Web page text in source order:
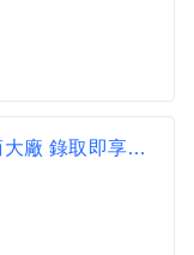
SS大園高薪250正職職缺 供餐 韓商大廠 錄取即享有 特休 福利 大園 航翔路 中山南路 建國路 都可以報名